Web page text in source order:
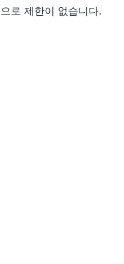
로 제한이 없습니다.